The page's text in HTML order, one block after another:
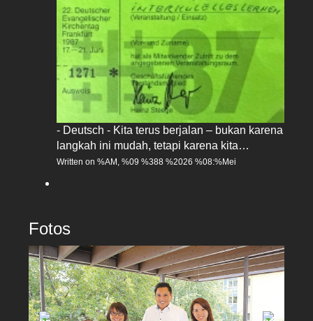
- Deutsch - Kita terus berjalan – bukan karena
langkah ini mudah, tetapi karena kita…
Written on %AM, %09 %388 %2026 %08:%Mei
Fotos